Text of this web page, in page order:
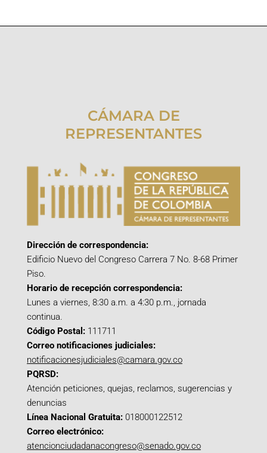
CÁMARA DE
REPRESENTANTES
Dirección de correspondencia:
Edificio Nuevo del Congreso Carrera 7 No. 8-68 Primer
Piso.
Horario de recepción correspondencia:
Lunes a viernes, 8:30 a.m. a 4:30 p.m., jornada
continua.
Código Postal: 111711
Correo notificaciones judiciales:
notificacionesjudiciales@camara.gov.co
PQRSD:
Atención peticiones, quejas, reclamos, sugerencias y
denuncias
Línea Nacional Gratuita: 018000122512
Correo electrónico:
atencionciudadanacongreso@senado.gov.co